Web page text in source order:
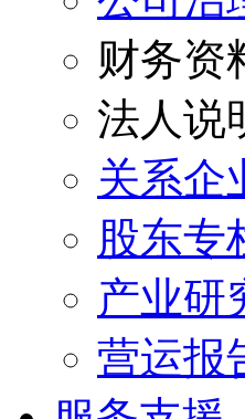
财务资
法人说
关系企
股东专
产业研
营运报